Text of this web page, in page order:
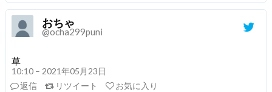
おちゃ
@ocha299puni
草
10:10 – 2021年05月23日
返信
リツイート お気に入り